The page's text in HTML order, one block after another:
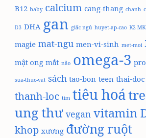
Ớ
G
I
Ở
N
G
Ư
Ờ
I
R
B12 baby calcium cang-thang chanh
D3 DHA gan giấc ngủ huyet-ap-cao K2
magie mat-ngu men-vi-sinh met-moi
mật ong mắt não omega-3
sua-thuc-vat sách tao-bon teen thai-doc
thanh-loc tim tiêu hoá
ung thư vegan vitamin
khop xương đường ruột